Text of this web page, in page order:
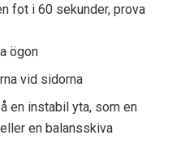
fot i 60 sekunder, prova
ögon
vid sidorna
en instabil yta, som en
en balansskiva